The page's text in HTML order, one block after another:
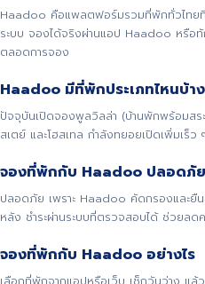
Haadoo คือแพลตฟอร์มรวมที่พักทั่วไทย
ระบบ จองได้จริงผ่านแอป Haadoo หรือ
ตลอดการจอง
Haadoo มีที่พักประเภทไหนบ้าง
ปัจจุบันเปิดจองพูลวิลล่า (บ้านพักพร้อมส
สเตย์ และโฮสเทล กำลังทยอยเปิดเพิ่มเร็ว
จองที่พักกับ Haadoo ปลอดภัย
ปลอดภัย เพราะ Haadoo คัดกรองและยื
หลัง ชำระผ่านระบบที่ตรวจสอบได้ ช่วยลด
จองที่พักกับ Haadoo อย่างไร